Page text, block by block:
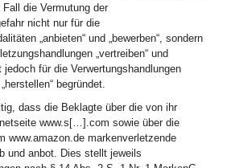
die Vermutung der
nicht nur für die
„anbieten“ und „bewerben“, sondern
„vertreiben“ und
jedoch für die Verwertungshandlungen
begründet.
dass die Beklagte über die von ihr
www.s[…].com sowie über die
www.amazon.de markenverletzende
und anbot. Dies stellt jeweils